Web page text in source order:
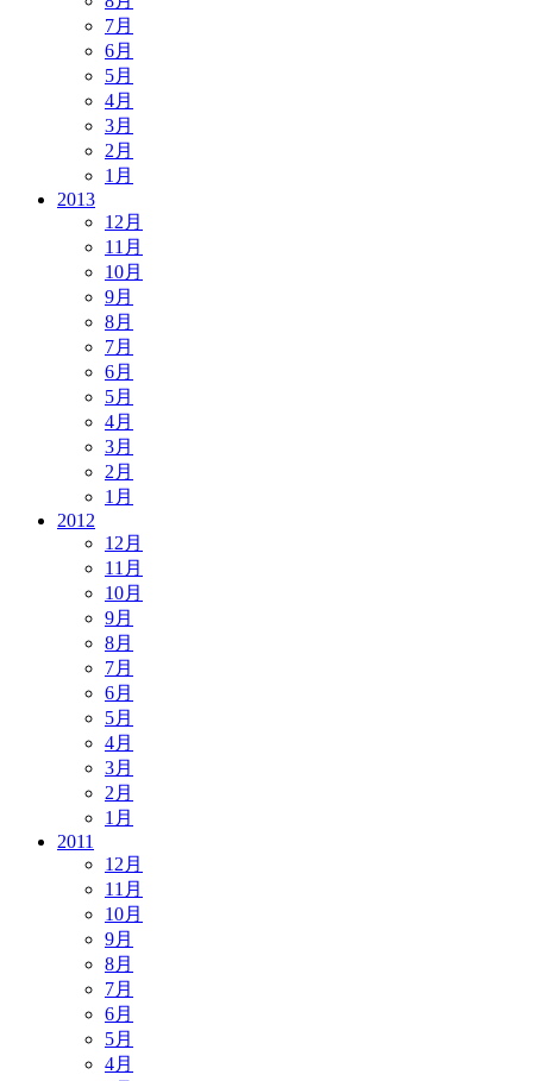
7月
6月
5月
4月
3月
2月
1月
2013
12月
11月
10月
9月
8月
7月
6月
5月
4月
3月
2月
1月
2012
12月
11月
10月
9月
8月
7月
6月
5月
4月
3月
2月
1月
2011
12月
11月
10月
9月
8月
7月
6月
5月
4月